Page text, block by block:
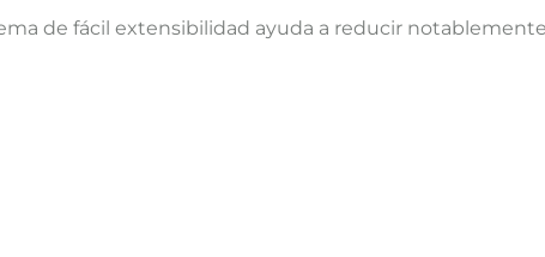
de fácil extensibilidad ayuda a reducir